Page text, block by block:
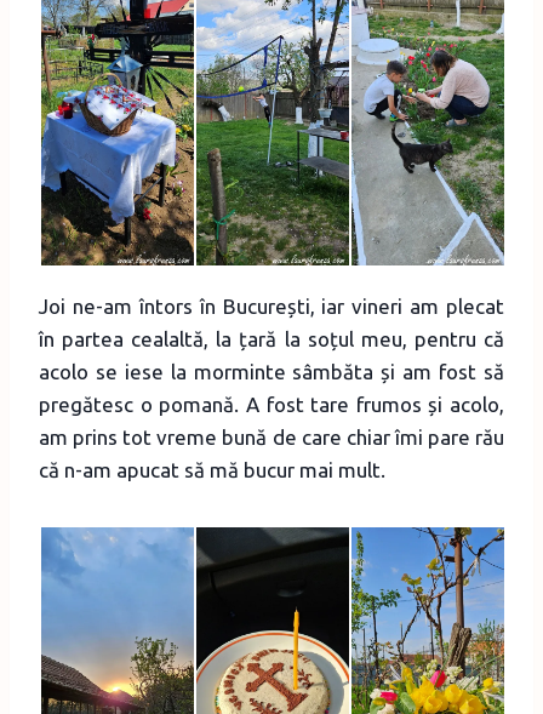
Joi ne-am întors în București, iar vineri am plecat
în partea cealaltă, la țară la soțul meu, pentru că
acolo se iese la morminte sâmbăta și am fost să
pregătesc o pomană. A fost tare frumos și acolo,
am prins tot vreme bună de care chiar îmi pare rău
că n-am apucat să mă bucur mai mult.